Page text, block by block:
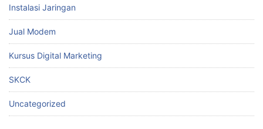
Instalasi Jaringan
Jual Modem
Kursus Digital Marketing
SKCK
Uncategorized